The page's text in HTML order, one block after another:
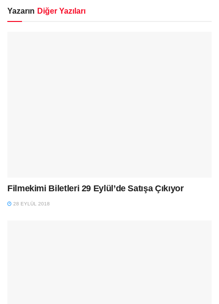
Yazarın Diğer Yazıları
Filmekimi Biletleri 29 Eylül’de Satışa Çıkıyor
28 EYLÜL 2018